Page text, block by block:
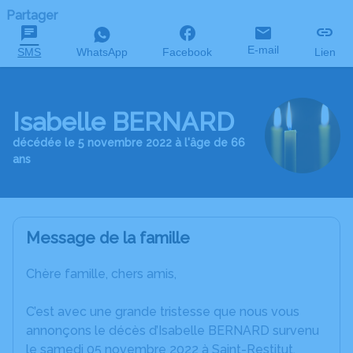
Partager
SMS WhatsApp Facebook E-mail Lien
Isabelle BERNARD
décédée le 5 novembre 2022 à l'âge de 66
ans
Message de la famille
Chère famille, chers amis,
C’est avec une grande tristesse que nous vous
annonçons le décès d’Isabelle BERNARD survenu
le samedi 05 novembre 2022 à Saint-Restitut.